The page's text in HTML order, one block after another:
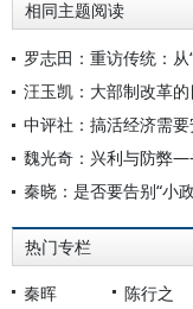
相同主题阅读
罗志田：重访传统：
汪玉凯：大部制改革
中评社：搞活经济需
魏光奇：兴利与防弊
秦晓：是否要告别“小
热门专栏
秦晖 陈行之